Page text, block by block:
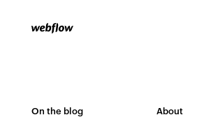
On the blog About